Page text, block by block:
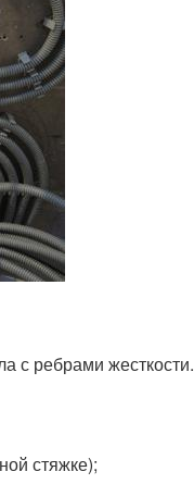
с ребрами жесткости.
стяжке);